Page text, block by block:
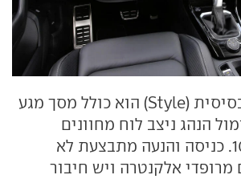
ברמת הגימור הבסיסית (Style) הוא כולל מסך מגע
בגודל "9.2 ומול הנהג ניצב לוח מחוונים
דיגיטלי בגודל "10. כניסה והנעה מתבצעת לא
אלקנטרה ויש חיבור